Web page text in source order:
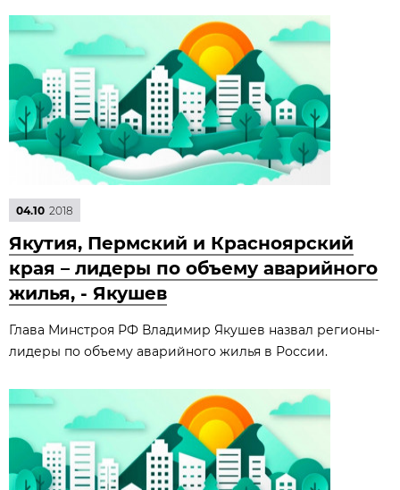
04.10 2018
Якутия, Пермский и Красноярский
края – лидеры по объему аварийного
жилья, - Якушев
Глава Минстроя РФ Владимир Якушев назвал регионы-
лидеры по объему аварийного жилья в России.